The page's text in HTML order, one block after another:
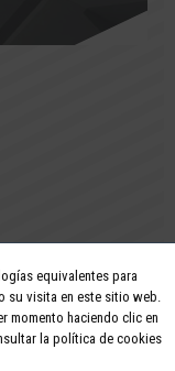
cookies
equivalentes para
su visita en este sitio web.
momento haciendo clic en
la política de cookies